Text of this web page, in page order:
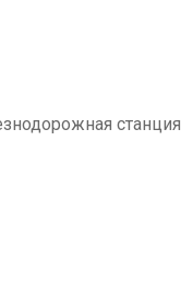
станция